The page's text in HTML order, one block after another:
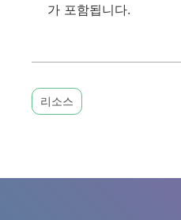
가 포함됩니다.
리소스